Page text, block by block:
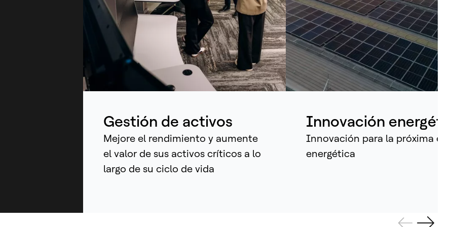
En todo el mundo, las empresas
ejecutan sus operaciones más críticas
con nuestras tecnologías. Hoy,
aprovechamos la inteligencia que hay
dentro de ellas para convertir activos
individuales en sistemas sincronizados
Gestión de activos
Mejore el rendimiento y aumente
el valor de sus activos críticos a lo
largo de su ciclo de vida
Innovación
Innovación para la próxima era
energética